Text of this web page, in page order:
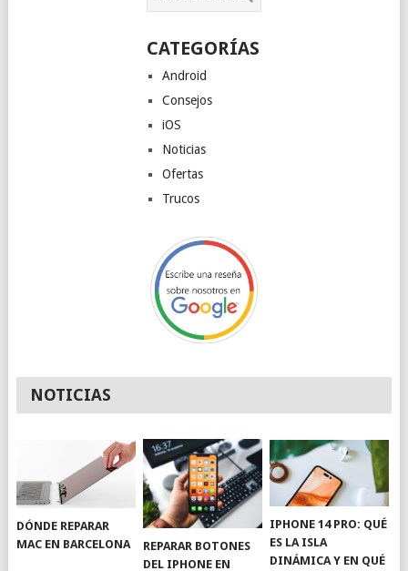
CATEGORÍAS
Android
Consejos
iOS
Noticias
Ofertas
Trucos
NOTICIAS
DÓNDE REPARAR
MAC EN BARCELONA
REPARAR BOTONES
DEL IPHONE EN
IPHONE 14 PRO: QUÉ
ES LA ISLA
DINÁMICA Y EN QUÉ